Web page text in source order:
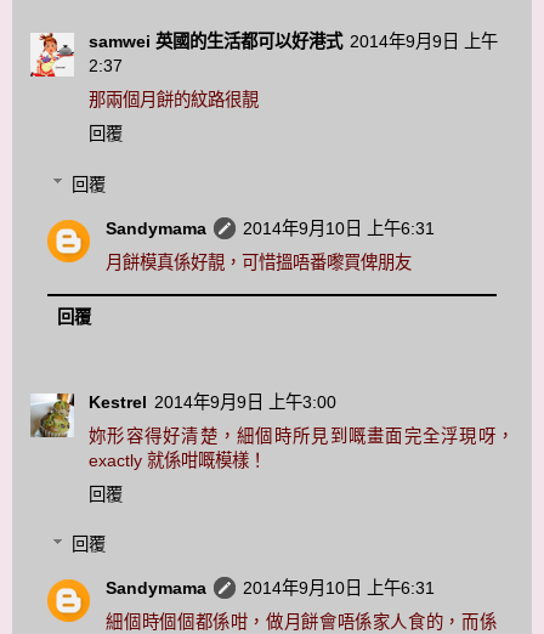
samwei 英國的生活都可以好港式 2014年9月9日 上午
2:37
那兩個月餅的紋路很靚
回覆
回覆
Sandymama
2014年9月10日 上午6:31
月餅模真係好靚，可惜搵唔番嚟買俾朋友
回覆
Kestrel 2014年9月9日 上午3:00
妳形容得好清楚，細個時所見到嘅畫面完全浮現呀，
exactly 就係咁嘅模樣！
回覆
回覆
Sandymama
2014年9月10日 上午6:31
細個時個個都係咁，做月餅會唔係家人食的，而係